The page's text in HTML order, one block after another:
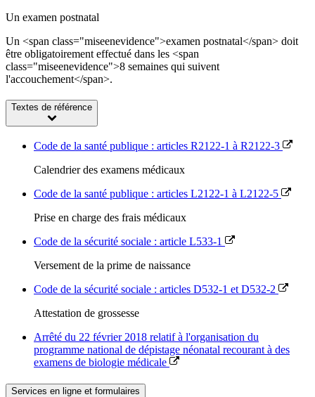
Un examen postnatal
Un <span class="miseenevidence">examen postnatal</span> doit
être obligatoirement effectué dans les <span
class="miseenevidence">8 semaines qui suivent
l'accouchement</span>.
Textes de référence
Code de la santé publique : articles R2122-1 à R2122-3
Calendrier des examens médicaux
Code de la santé publique : articles L2122-1 à L2122-5
Prise en charge des frais médicaux
Code de la sécurité sociale : article L533-1
Versement de la prime de naissance
Code de la sécurité sociale : articles D532-1 et D532-2
Attestation de grossesse
Arrêté du 22 février 2018 relatif à l'organisation du
programme national de dépistage néonatal recourant à des
examens de biologie médicale
Services en ligne et formulaires